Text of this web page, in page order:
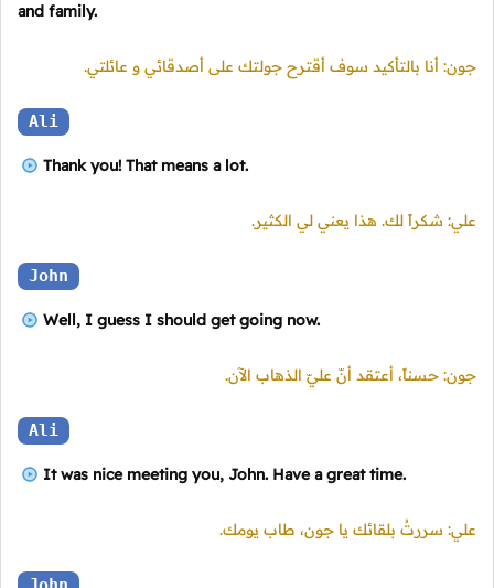
and family.
جون: أنا بالتأكيد سوف أقترح جولتك على أصدقائي و عائلتي.
Ali
Thank you! That means a lot.
علي: شكراً لك. هذا يعني لي الكثير.
John
Well, I guess I should get going now.
جون: حسناً، أعتقد أنّ عليّ الذهاب الآن.
Ali
It was nice meeting you, John. Have a great time.
علي: سررتُ بلقائك يا جون، طاب يومك.